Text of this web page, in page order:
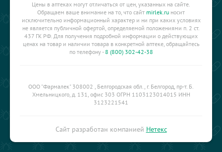
Цены в аптеках могут отличаться от цен, указанных на сайте.
Обращаем ваше внимание на то, что сайт mirlek.ru носит
исключительно информационный характер и ни при каких условиях
не является публичной офертой, определяемой положениями п. 2 ст.
437 ГК РФ. Для получения подробной информации о действующих
ценах на товар и наличии товара в конкретной аптеке, обращайтесь
по телефону -8 (800) 302-42-38
ООО "Фармалек" 308002 , Белгородская обл., г. Белгород, пр-т. Б.
Хмельницкого, д. 131, офис 303 ОГРН 1103123014015 ИНН
3123221541
Сайт разработан компанией Нетекс